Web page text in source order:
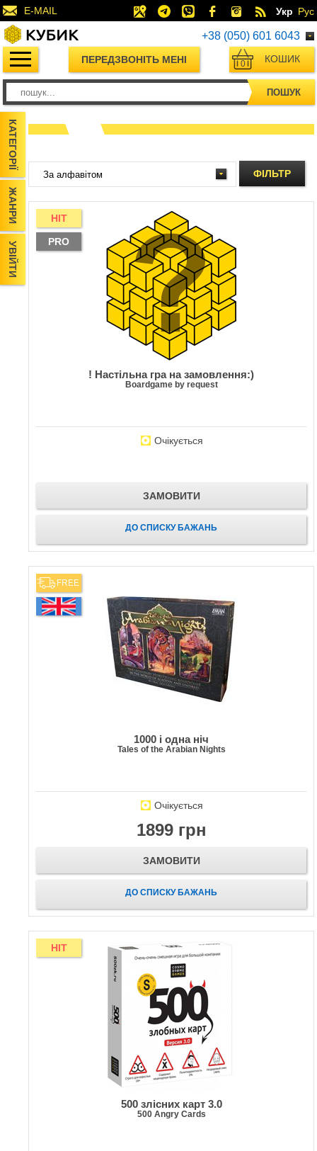
E-MAIL Укр Рус
+38 (050) 601 6043
ПЕРЕДЗВОНІТЬ МЕНІ КОШИК
0
ПОШУК
КАТЕГОРІЇ
ЖАНРИ
УВІЙТИ
ФІЛЬТР
HIT
PRO
! Настільна гра на замовлення:)
Boardgame by request
Очікується
ЗАМОВИТИ
ДО СПИСКУ БАЖАНЬ
FREE
1000 і одна ніч
Tales of the Arabian Nights
Очікується
1899 грн
ЗАМОВИТИ
ДО СПИСКУ БАЖАНЬ
HIT
500 злісних карт 3.0
500 Angry Cards